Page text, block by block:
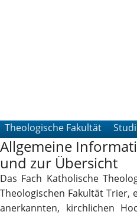
Theologische Fakultät
Allgemeine
und zur Übersicht
Das Fach Katholische
Theologischen Fakultät Trier,
anerkannten, kirchlichen